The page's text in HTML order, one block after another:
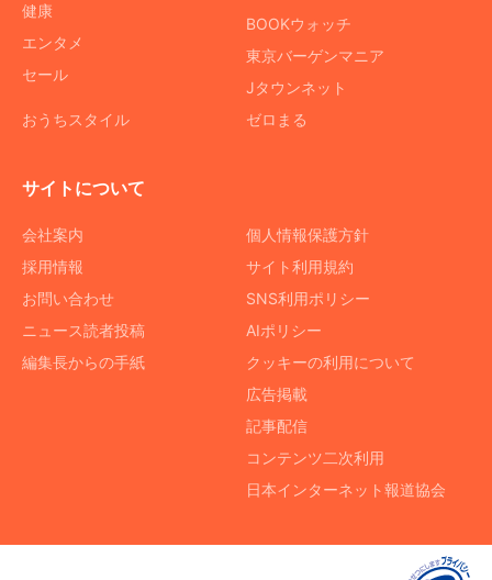
健康
エンタメ
セール
おうちスタイル
BOOKウォッチ
東京バーゲンマニア
Jタウンネット
ゼロまる
サイトについて
会社案内
採用情報
お問い合わせ
ニュース読者投稿
編集長からの手紙
個人情報保護方針
サイト利用規約
SNS利用ポリシー
AIポリシー
クッキーの利用について
広告掲載
記事配信
コンテンツ二次利用
日本インターネット報道協会